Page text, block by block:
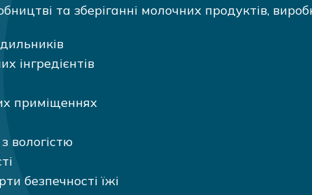
та зберіганні молочних продуктів,
інгредієнтів
приміщеннях
вологістю
безпечності їжі